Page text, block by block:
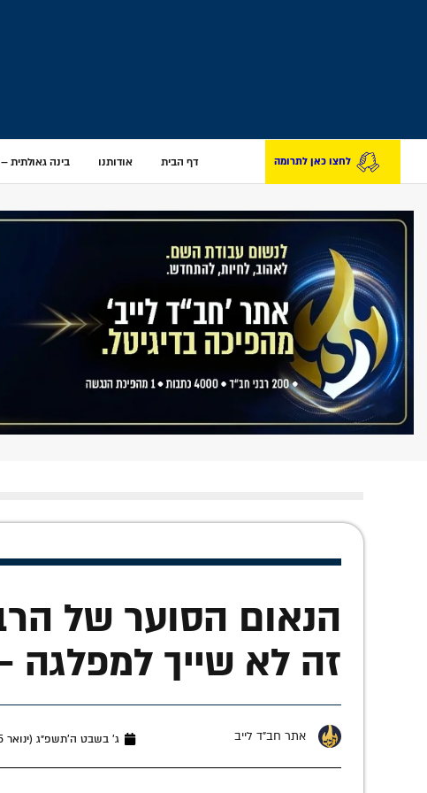
לחצו כאן לתרומה דף הבית אודותנו בינה גאולתית – AI
הנאום הסוער של הרב
זה לא שייך למפלגה
אתר חב"ד לייב ג׳ בשבט ה׳תשפ״ג (ינואר 25, 2023)